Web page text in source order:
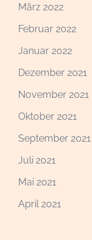
März 2022
Februar 2022
Januar 2022
Dezember 2021
November 2021
Oktober 2021
September 2021
Juli 2021
Mai 2021
April 2021